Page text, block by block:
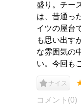
盛り。チー
は、昔通っ
イツの屋台
も思い出す
な雰囲気の
い。今回も
ナイス
コメント(0)